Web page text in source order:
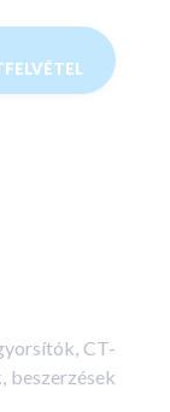
CT-
beszerzések